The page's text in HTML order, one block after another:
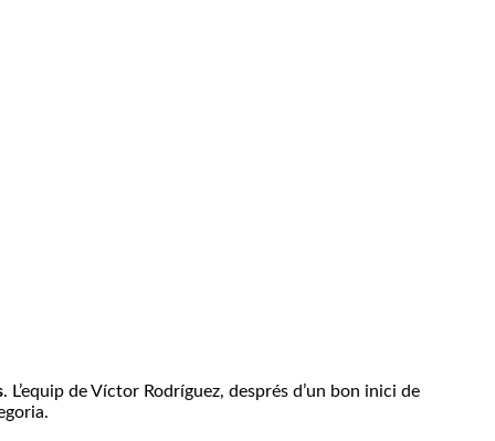
. L’equip de Víctor Rodríguez, després d’un bon inici de